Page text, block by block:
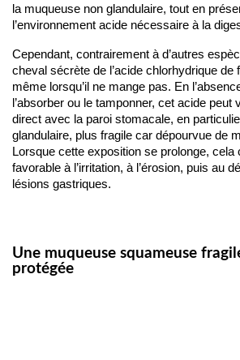
la muqueuse non glandulaire, tout en
l’environnement acide nécessaire à la
Cependant, contrairement à d’autres
cheval sécrète de l’acide chlorhydrique de
même lorsqu’il ne mange pas. En
l’absorber ou le tamponner, cet acide peut
direct avec la paroi stomacale, en
glandulaire, plus fragile car dépourvue de
Lorsque cette exposition se prolonge, cela
favorable à l’irritation, à l’érosion, puis au
lésions gastriques.
Une muqueuse squameuse
protégée